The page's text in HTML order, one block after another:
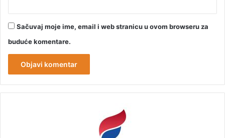
Sačuvaj moje ime, email i web stranicu u ovom browseru za
buduće komentare.